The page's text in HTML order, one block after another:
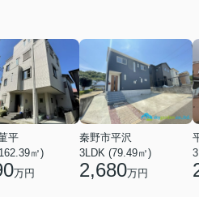
平
㎡)
万円
秦野市平沢
3LDK (79.49㎡)
2,680万円